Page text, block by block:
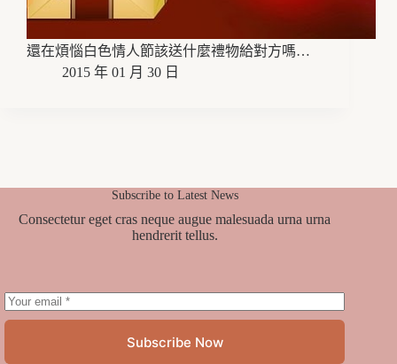
還在煩惱白色情人節該送什麼禮物給對方嗎…
2015 年 01 月 30 日
Subscribe to Latest News
Consectetur eget cras neque augue malesuada urna urna
hendrerit tellus.
Subscribe Now